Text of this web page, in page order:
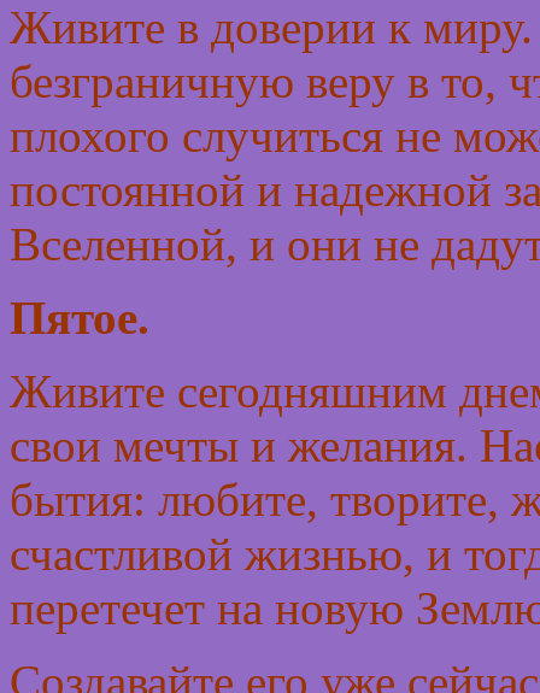
Живите в доверии к
безграничную веру в то,
плохого случиться не
постоянной и надежной
Вселенной, и они не
Пятое.
Живите сегодняшним
свои мечты и желания.
бытия: любите, творите,
счастливой жизнью, и
перетечет на новую
Создавайте его уже